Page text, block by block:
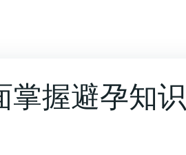
掌握避孕知识